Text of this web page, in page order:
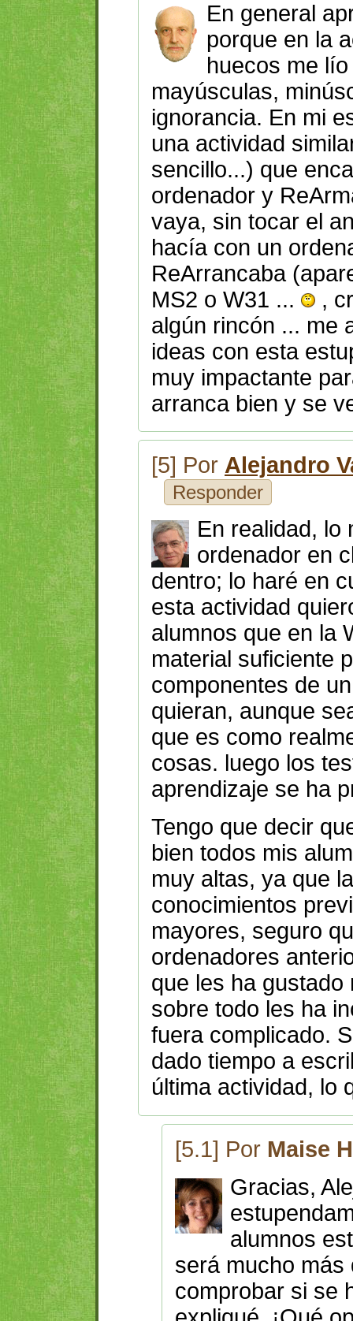
En general
porque en la
huecos me
mayúsculas,
ignorancia. En mi
una actividad
sencillo...) que
ordenador y
vaya, sin tocar el
hacía con un
ReArrancaba
MS2 o W31 ...
,
algún rincón ... me
ideas con esta
muy impactante
arranca bien y se
[5] Por Alejandro
Responder
En realidad, lo
ordenador en
dentro; lo haré en
esta actividad
alumnos que en la
material suficiente
componentes de
quieran, aunque
que es como
cosas. luego los
aprendizaje se ha
Tengo que decir
bien todos mis
muy altas, ya que
conocimientos
mayores, seguro
ordenadores
que les ha
sobre todo les ha
fuera complicado.
dado tiempo a
última actividad, lo
[5.1] Por Maise
Gracias,
alumnos
será mucho más
comprobar si se